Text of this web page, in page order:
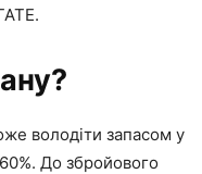
володіти запасом у
До збройового